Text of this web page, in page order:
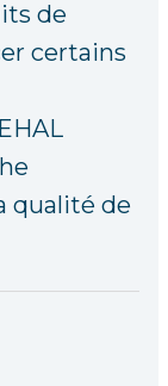
de
certains
qualité de